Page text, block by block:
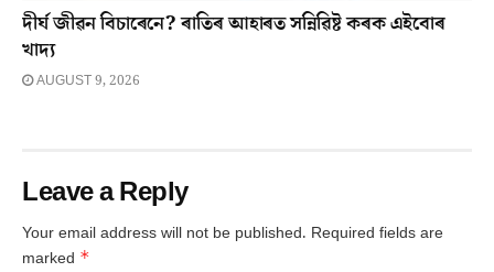
দীৰ্ঘ জীৱন বিচাৰেনে? ৰাতিৰ আহাৰত সন্নিৱিষ্ট কৰক এইবোৰ
খাদ্য
AUGUST 9, 2026
Leave a Reply
Your email address will not be published. Required fields are
marked *